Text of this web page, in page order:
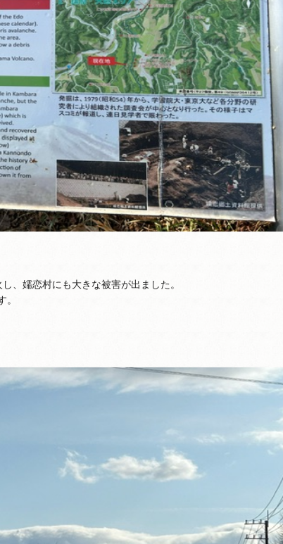
、嬬恋村にも大きな被害が出ました。
。